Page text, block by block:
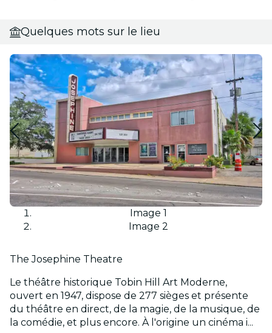
Quelques mots sur le lieu
Image 1
Image 2
The Josephine Theatre
Le théâtre historique Tobin Hill Art Moderne,
ouvert en 1947, dispose de 277 sièges et présente
du théâtre en direct, de la magie, de la musique, de
la comédie, et plus encore. À l'origine un cinéma i...